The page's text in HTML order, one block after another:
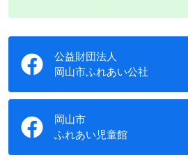
公益財団法人
岡山市ふれあい公社
岡山市
ふれあい児童館